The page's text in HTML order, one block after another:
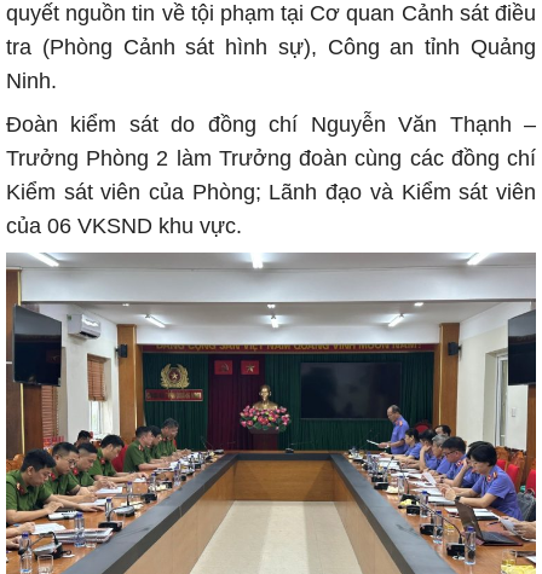
quyết nguồn tin về tội phạm tại Cơ quan Cảnh sát điều
tra (Phòng Cảnh sát hình sự), Công an tỉnh Quảng
Ninh.
Đoàn kiểm sát do đồng chí Nguyễn Văn Thạnh –
Trưởng Phòng 2 làm Trưởng đoàn cùng các đồng chí
Kiểm sát viên của Phòng; Lãnh đạo và Kiểm sát viên
của 06 VKSND khu vực.